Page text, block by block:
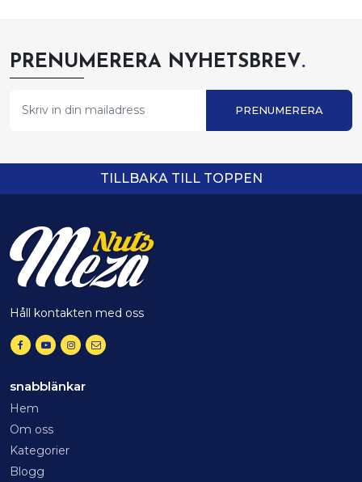
PRENUMERERA NYHETSBREV.
PRENUMERERA
TILLBAKA TILL TOPPEN
Håll kontakten med oss
snabblänkar
Hem
Om oss
Kategorier
Blogg